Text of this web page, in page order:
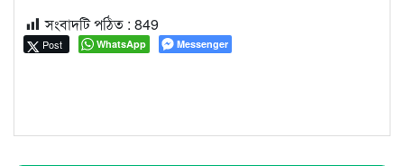
সংবাদটি পঠিত : 849
Post WhatsApp Messenger